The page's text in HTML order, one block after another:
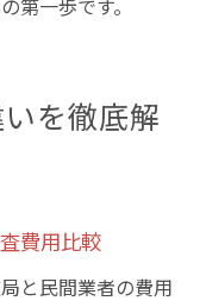
第一歩です。
を徹底解
費用比較
と民間業者の費用